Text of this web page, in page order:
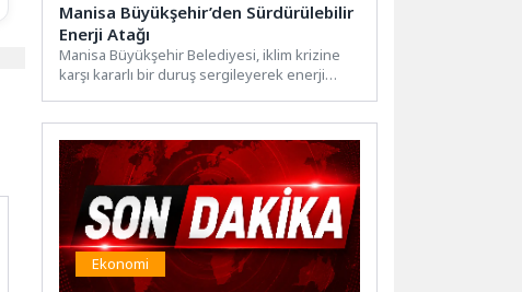
Manisa Büyükşehir’den Sürdürülebilir
Enerji Atağı
Manisa Büyükşehir Belediyesi, iklim krizine
karşı kararlı bir duruş sergileyerek enerji
Ekonomi